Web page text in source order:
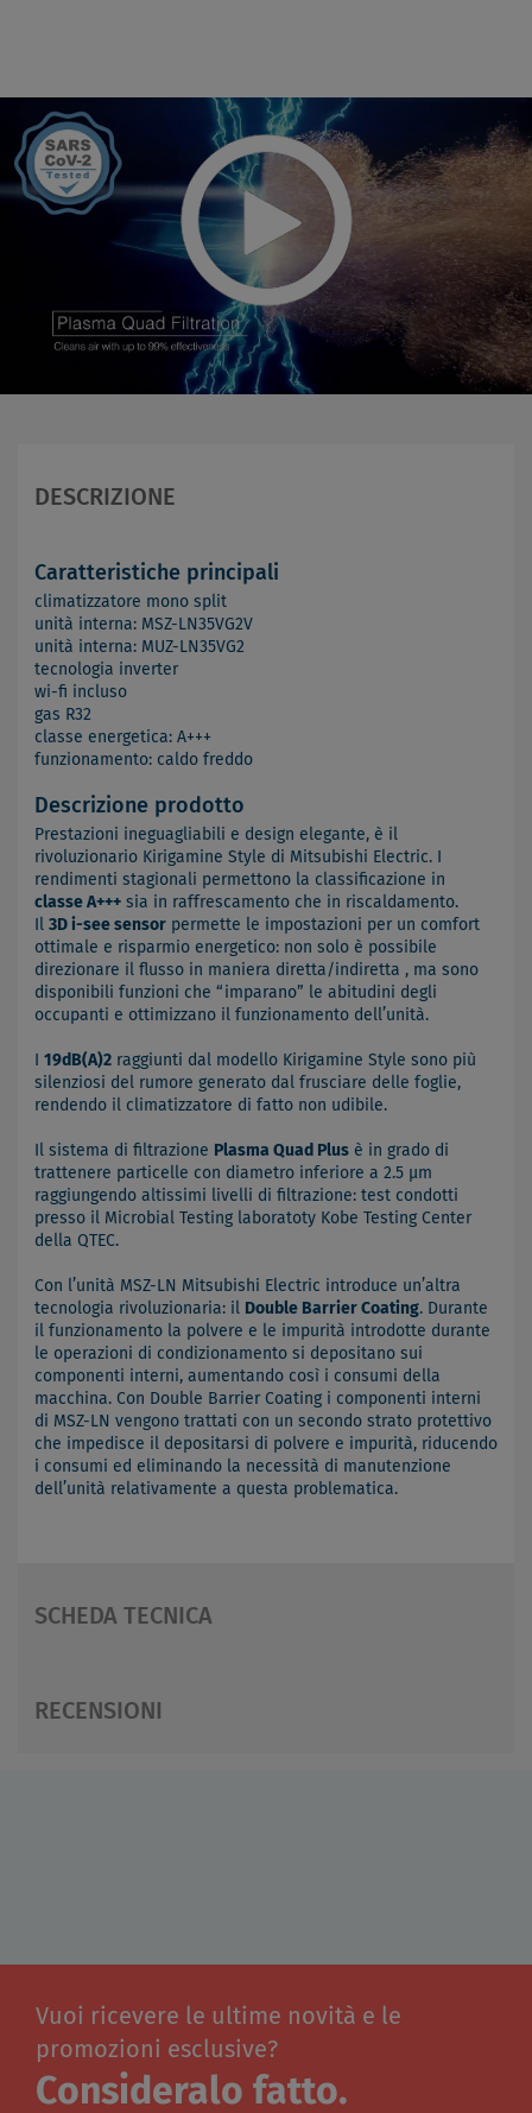
DESCRIZIONE
Caratteristiche principali
climatizzatore mono split
unità interna: MSZ-LN35VG2V
unità interna: MUZ-LN35VG2
tecnologia inverter
wi-fi incluso
gas R32
classe energetica: A+++
funzionamento: caldo freddo
Descrizione prodotto
Prestazioni ineguagliabili e design elegante, è il
rivoluzionario Kirigamine Style di Mitsubishi Electric. I
rendimenti stagionali permettono la classificazione in
classe A+++ sia in raffrescamento che in riscaldamento.
3D i-see sensor permette le impostazioni per un comfort
ottimale e risparmio energetico: non solo è possibile
direzionare il flusso in maniera diretta/indiretta , ma sono
disponibili funzioni che “imparano” le abitudini degli
occupanti e ottimizzano il funzionamento dell’unità.
19dB(A)2 raggiunti dal modello Kirigamine Style sono più
silenziosi del rumore generato dal frusciare delle foglie,
rendendo il climatizzatore di fatto non udibile.
Il sistema di filtrazione Plasma Quad Plus è in grado di
trattenere particelle con diametro inferiore a 2.5 µm
raggiungendo altissimi livelli di filtrazione: test condotti
presso il Microbial Testing laboratoty Kobe Testing Center
della QTEC.
Con l’unità MSZ-LN Mitsubishi Electric introduce un’altra
tecnologia rivoluzionaria: il
Double Barrier Coating. Durante
il funzionamento la polvere e le impurità introdotte durante
le operazioni di condizionamento si depositano sui
componenti interni, aumentando così i consumi della
macchina. Con Double Barrier Coating i componenti interni
di MSZ-LN vengono trattati con un secondo strato protettivo
che impedisce il depositarsi di polvere e impurità, riducendo
i consumi ed eliminando la necessità di manutenzione
dell’unità relativamente a questa problematica.
SCHEDA TECNICA
RECENSIONI
Vuoi ricevere le ultime novità e le
promozioni esclusive?
Consideralo fatto.